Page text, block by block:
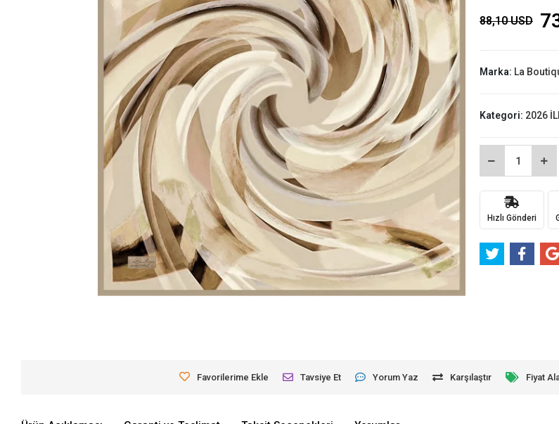
88,10 USD
Marka: La
Kategori: 2026
Hızlı Gönderi
Favorilerime Ekle Tavsiye Et Yorum Yaz Karşılaştır Fiyat